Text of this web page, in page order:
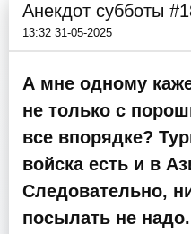
Анекдот субботы
13:32 31-05-2025
А мне одному
не только с
все впорядке?
войска есть и в
Следовательно,
посылать не